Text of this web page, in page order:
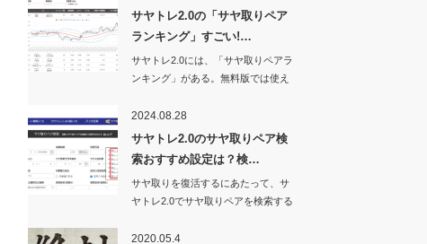
サヤトレ2.0の「サヤ取りペア
ランキング」すごい!…
サヤトレ2.0には、「サヤ取りペアラ
ンキング」がある。無料版では使え
2024.08.28
サヤトレ2.0のサヤ取りペア検
索おすすめ設定は？検…
サヤ取りを復活するにあたって、サ
ヤトレ2.0でサヤ取りペアを検索する
2020.05.4